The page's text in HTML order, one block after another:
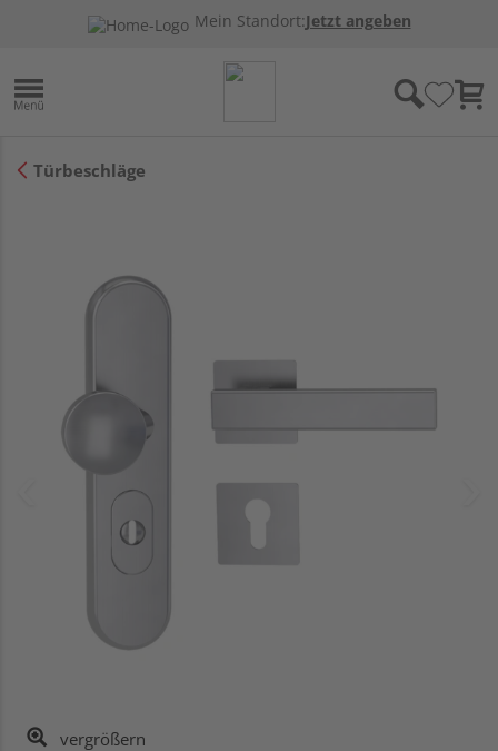
Mein Standort:Jetzt angeben
Türbeschläge
vergrößern